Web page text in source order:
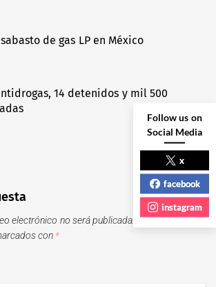
de gas LP en México
14 detenidos y mil 500
electrónico no será publicada.
Los campos
con *
Follow us on
Social Media
x
facebook
instagram